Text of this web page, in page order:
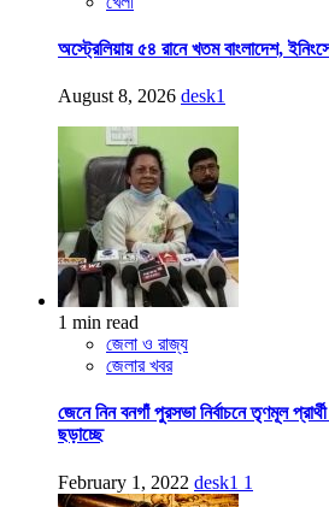
অস্ট্রেলিয়ায় ৫৪ রানে খতম বাংলাদেশ,
August 8, 2026 desk1
1 min read
জেলা ও রাজ্য
জেলার খবর
জেনে নিন বনগাঁ পুরসভা নির্বাচনে তৃণমূল
ছড়াচ্ছে
February 1, 2022 desk1 1